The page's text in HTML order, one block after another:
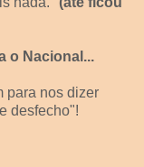
o Nacional...
para nos dizer
desfecho"!